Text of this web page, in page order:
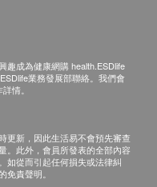
(胰臟), 癌抗原 72.4
價 $10400)
趣成為健康網購 health.ESDlife
業務發展部聯絡。我們會
情。
更新，因此生活易不會預先審查
。此外，會員所發表的全部內容
如從而引起任何損失或法律糾
責聲明。